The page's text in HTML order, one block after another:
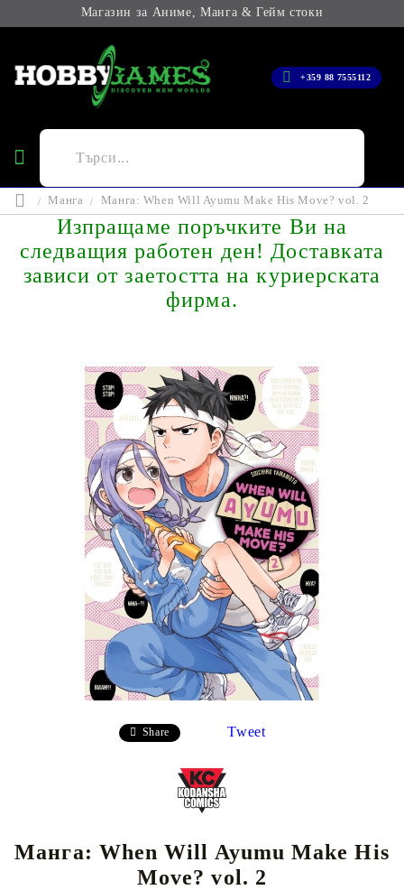
Магазин за Аниме, Манга & Гейм стоки
+359 88 7555112
Манга Манга: When Will Ayumu Make His Move? vol. 2
Изпращаме поръчките Ви на
следващия работен ден! Доставката
зависи от заетостта на куриерската
фирма.
Share Tweet
Манга: When Will Ayumu Make His
Move? vol. 2